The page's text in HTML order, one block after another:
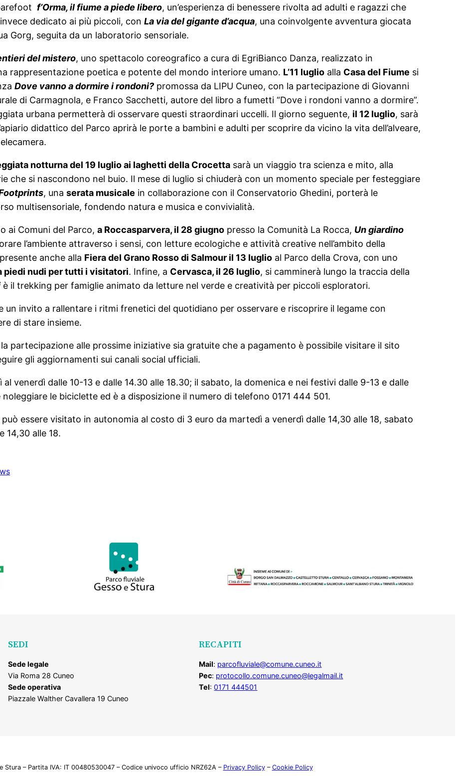
f’Orma, il fiume a piede libero, un’esperienza di benessere rivolta ad adulti e ragazzi che
dedicato ai più piccoli, conLa via del gigante d’acqua, una coinvolgente avventura giocata
Gorg, seguita da un laboratorio sensoriale.
del mistero, uno spettacolo coreografico a cura di EgriBianco Danza, realizzato in
rappresentazione poetica e potente del mondo interiore umano. L’11 luglio alla Casa del Fiume si
Dove vanno a dormire i rondoni? promossa da LIPU Cuneo, con la partecipazione di Giovanni
di Carmagnola, e Franco Sacchetti, autore del libro a fumetti “Dove i rondoni vanno a dormire”.
urbana permetterà di osservare questi straordinari uccelli. Il giorno seguente, il 12 luglio, sarà
didattico del Parco aprirà le porte a bambini e adulti per scoprire da vicino la vita dell’alveare,
notturna del 19 luglio ai laghetti della Crocetta sarà un viaggio tra scienza e mito, alla
che si nascondono nel buio. Il mese di luglio si chiuderà con un momento speciale per festeggiare
, unaserata musicale in collaborazione con il Conservatorio Ghedini, porterà le
multisensoriale, fondendo natura e musica e convivialità.
ai Comuni del Parco,a Roccasparvera, il 28 giugno presso la Comunità La Rocca, Un giardino
l’ambiente attraverso i sensi, con letture ecologiche e attività creative nell’ambito della
anche alla Fiera del Grano Rosso di Salmour il 13 luglio al Parco della Crova, con uno
piedi nudi per tutti i visitatori. Infine, a Cervasca, il 26 luglio, si camminerà lungo la traccia della
è il trekking per famiglie animato da letture nel verde e creatività per piccoli esploratori.
un invito a rallentare i ritmi frenetici del quotidiano per osservare e riscoprire il legame con
di stare insieme.
partecipazione alle prossime iniziative sia gratuite che a pagamento è possibile visitare il sito
gli aggiornamenti sui canali social ufficiali.
venerdì dalle 10-13 e dalle 14.30 alle 18.30; il sabato, la domenica e nei festivi dalle 9-13 e dalle
le biciclette ed è a disposizione il numero di telefono 0171 444 501.
essere visitato in autonomia al costo di 3 euro da martedì a venerdì dalle 14,30 alle 18, sabato
14,30 alle 18.
SEDI
Sede legale
Via Roma 28 Cuneo
Sede operativa
Piazzale Walther Cavallera 19 Cuneo
RECAPITI
Mail: parcofluviale@comune.cuneo.it
Pec: protocollo.comune.cuneo@legalmail.it
Tel:0171 444501
Stura – Partita IVA: IT 00480530047 – Codice univoco ufficio NRZ62A – Privacy Policy– Cookie Policy